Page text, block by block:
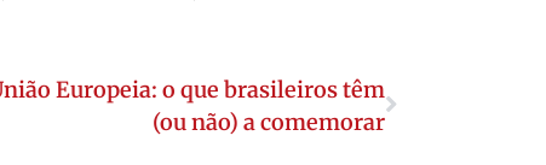
Europeia: o que brasileiros têm
(ou não) a comemorar